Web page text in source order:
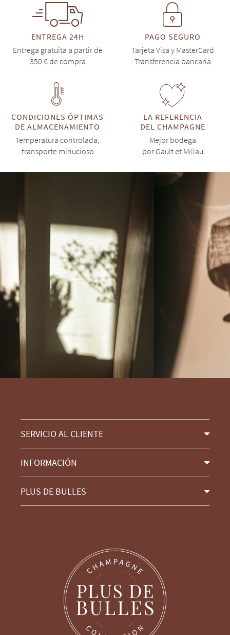
ENTREGA 24H
Entrega gratuita a partir de
350 € de compra
PAGO SEGURO
Tarjeta Visa y MasterCard
Transferencia bancaria
CONDICIONES ÓPTIMAS
DE ALMACENAMIENTO
Temperatura controlada,
transporte minucioso
LA REFERENCIA
DEL CHAMPAGNE
Mejor bodega
por Gault et Millau
SERVICIO AL CLIENTE
INFORMACIÓN
PLUS DE BULLES
Continúa sin consentimiento
Gestión de cookies
Cuidamos de nuestros usuarios
Cuando visita nuestro sitio, se depositan cookies
en su computadora, móvil o tableta. Estas nos